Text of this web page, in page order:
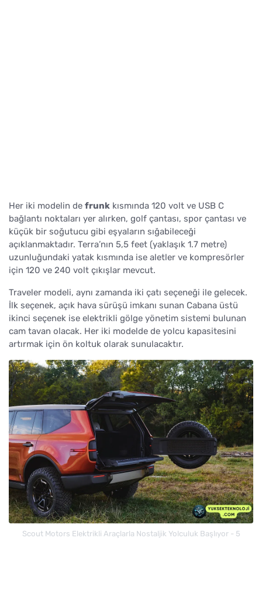
Her iki modelin de frunk kısmında 120 volt ve USB C
bağlantı noktaları yer alırken, golf çantası, spor çantası ve
küçük bir soğutucu gibi eşyaların sığabileceği
açıklanmaktadır. Terra’nın 5,5 feet (yaklaşık 1.7 metre)
uzunluğundaki yatak kısmında ise aletler ve kompresörler
için 120 ve 240 volt çıkışlar mevcut.
Traveler modeli, aynı zamanda iki çatı seçeneği ile gelecek.
İlk seçenek, açık hava sürüşü imkanı sunan Cabana üstü
ikinci seçenek ise elektrikli gölge yönetim sistemi bulunan
cam tavan olacak. Her iki modelde de yolcu kapasitesini
artırmak için ön koltuk olarak sunulacaktır.
Scout Motors Elektrikli Araçlarla Nostaljik Yolculuk Başlıyor - 5